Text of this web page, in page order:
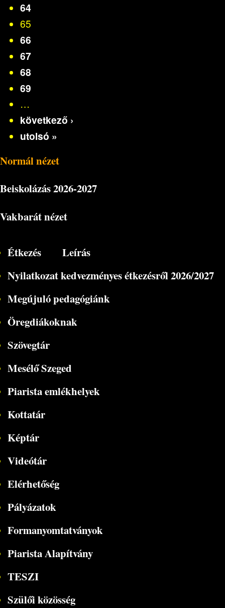
64
65
66
67
68
69
…
következő ›
utolsó »
Normál nézet
Beiskolázás2026-2027
Vakbarát nézet
Étkezés
Leírás
Nyilatkozat kedvezményes étkezésről 2026/2027
Megújuló pedagógiánk
Öregdiákoknak
Szövegtár
Mesélő Szeged
Piarista emlékhelyek
Kottatár
Képtár
Videótár
Elérhetőség
Pályázatok
Formanyomtatványok
Piarista Alapítvány
TESZI
Szülői közösség